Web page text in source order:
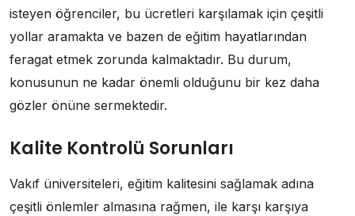
isteyen öğrenciler, bu ücretleri karşılamak için çeşitli
yollar aramakta ve bazen de eğitim hayatlarından
feragat etmek zorunda kalmaktadır. Bu durum,
konusunun ne kadar önemli olduğunu bir kez daha
gözler önüne sermektedir.
Kalite Kontrolü Sorunları
Vakıf üniversiteleri, eğitim kalitesini sağlamak adına
çeşitli önlemler almasına rağmen, ile karşı karşıya